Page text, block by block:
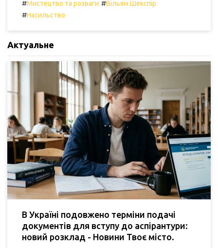
#Мистецтво та розваги #Вільям Шекспір
#Насильство
Актуальне
В Україні подовжено терміни подачі
документів для вступу до аспірантури:
новий розклад - Новини Твоє місто.